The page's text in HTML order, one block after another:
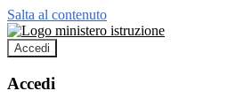
Salta al contenuto
Accedi
Accedi